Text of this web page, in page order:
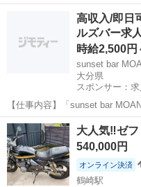
ないよ。ニコニコ現金で。 車検
レーキ全般とエンジン腰上はオー
宇佐市 西屋敷駅
高収入/即日
ルズバー求人
時給2,500円
sunset bar
大分県
スポンサー：
【仕事内容】「sunset bar
様に美味しいお酒を作ってご提
対面接客なので、ナイトワーク
きるかな…」と心配...
アルバイト・パート
大人気‼️ゼ
540,000円
オンライン決済
鶴崎駅